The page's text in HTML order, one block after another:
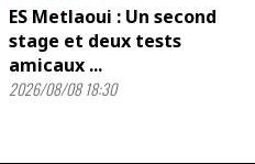
ES Metlaoui : Un second
stage et deux tests
amicaux ...
2026/08/08 18:30